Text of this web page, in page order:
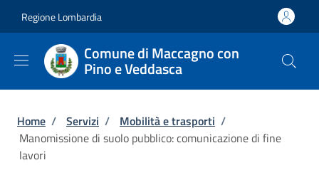
Regione Lombardia
Comune di Maccagno con
Pino e Veddasca
Briciole di pane
Home / Servizi / Mobilità e trasporti /
Manomissione di suolo pubblico: comunicazione di fine
lavori